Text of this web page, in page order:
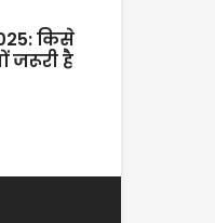
किसे
जरूरी है